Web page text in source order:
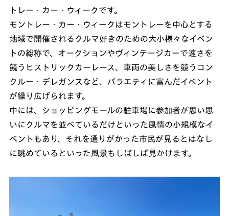
トレー・カー・ウィークです。
モントレー・カー・ウィークはモントレーを中心とする
地域で開催されるクルマ好きのための大小様々なイベン
トの総称で、オークションやヴィンテージカーで速さを
競うヒストリックカーレース、車両の美しさを競うコン
クルー・デレガンスなど、バラエティに富んだイベント
が繰り広げられます。
中には、ショッピングモールの駐車場に参加者が思い思
いにクルマを並べているだけといった風情の小規模なイ
ベントもあり、それを通りがかった市民が見るとはなし
に眺めているといった風景もしばしば見かけます。